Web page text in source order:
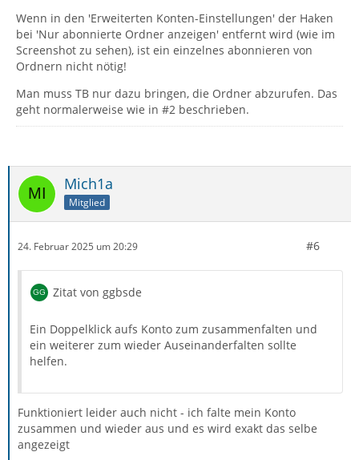
Wenn in den 'Erweiterten Konten-Einstellungen' der Haken
bei 'Nur abonnierte Ordner anzeigen' entfernt wird (wie im
Screenshot zu sehen), ist ein einzelnes abonnieren von
Ordnern nicht nötig!
Man muss TB nur dazu bringen, die Ordner abzurufen. Das
geht normalerweise wie in #2 beschrieben.
Mich1a
Mitglied
24. Februar 2025 um 20:29 #6
Zitat von ggbsde
Ein Doppelklick aufs Konto zum zusammenfalten und
ein weiterer zum wieder Auseinanderfalten sollte
helfen.
Funktioniert leider auch nicht - ich falte mein Konto
zusammen und wieder aus und es wird exakt das selbe
angezeigt